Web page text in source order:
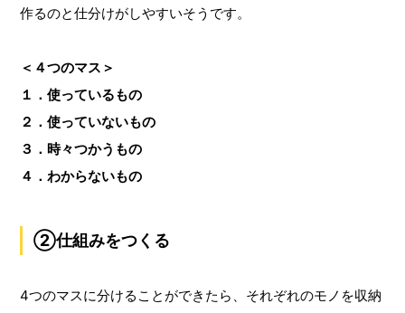
作るのと仕分けがしやすいそうです。
＜４つのマス＞
１．使っているもの
２．使っていないもの
３．時々つかうもの
４．わからないもの
②仕組みをつくる
4つのマスに分けることができたら、それぞれのモノを収納